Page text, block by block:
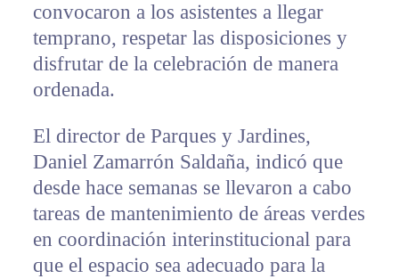
convocaron a los asistentes a llegar
temprano, respetar las disposiciones y
disfrutar de la celebración de manera
ordenada.
El director de Parques y Jardines,
Daniel Zamarrón Saldaña, indicó que
desde hace semanas se llevaron a cabo
tareas de mantenimiento de áreas verdes
en coordinación interinstitucional para
que el espacio sea adecuado para la